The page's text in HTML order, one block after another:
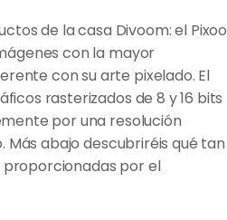
de la casa Divoom: el Pixoo
con la mayor
con su arte pixelado. El
rasterizados de 8 y 16 bits
por una resolución
abajo descubriréis qué tan
proporcionadas por el